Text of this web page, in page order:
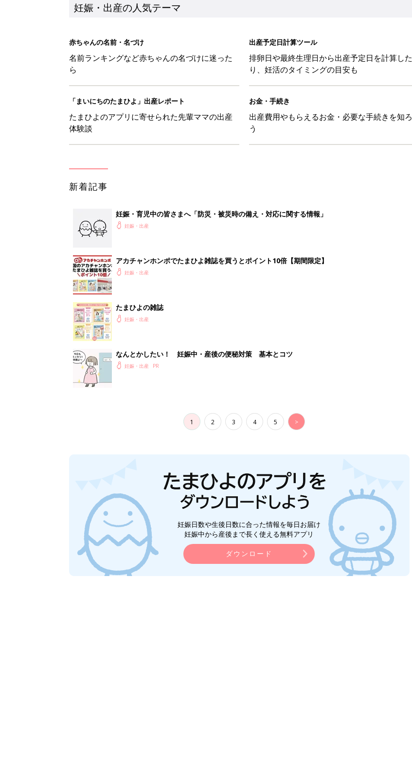
妊娠・出産の人気テーマ
赤ちゃんの名前・名づけ
名前ランキングなど赤ちゃんの名づけに迷った
ら
出産予定日計算ツール
排卵日や最終生理日から出産予定日を計算した
り、妊活のタイミングの目安も
「まいにちのたまひよ」出産レポート
たまひよのアプリに寄せられた先輩ママの出産
体験談
お金・手続き
出産費用やもらえるお金・必要な手続きを知ろ
う
新着記事
妊娠・育児中の皆さまへ「防災・被災時の備え・対応に関する情報」
妊娠・出産
アカチャンホンポでたまひよ雑誌を買うとポイント10倍【期間限定】
妊娠・出産
たまひよの雑誌
妊娠・出産
なんとかしたい！ 妊娠中・産後の便秘対策 基本とコツ
妊娠・出産
1 2 3 4 5 >
妊娠日数や生後日数に合った情報を毎日お届け
妊娠中から産後まで長く使える無料アプリ
ダウンロード